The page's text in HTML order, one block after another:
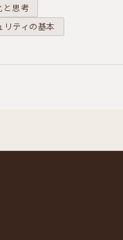
と思考
リティの基本